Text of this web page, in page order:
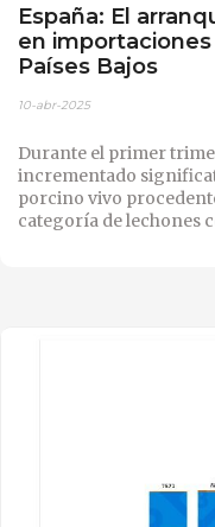
España: El
en
Países Bajos
10-abr-2025
Durante el primer
incrementado
porcino vivo
categoría de lechones